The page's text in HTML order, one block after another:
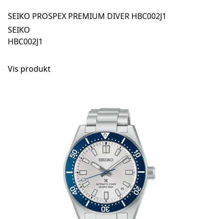
SEIKO PROSPEX PREMIUM DIVER HBC002J1
SEIKO
HBC002J1
Vis produkt